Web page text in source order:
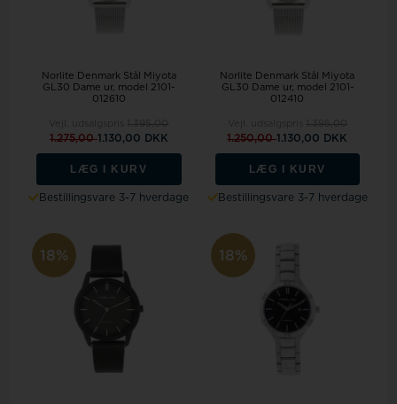
Norlite Denmark Stål Miyota
GL30 Dame ur, model 2101-
012610
1.275,001.130,00 DKK
LÆG I KURV
Bestillingsvare 3-7 hverdage
Norlite Denmark Stål Miyota
GL30 Dame ur, model 2101-
012410
1.250,001.130,00 DKK
LÆG I KURV
Bestillingsvare 3-7 hverdage
18% 18%